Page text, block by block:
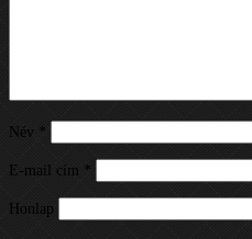
Név *
E-mail cím *
Honlap